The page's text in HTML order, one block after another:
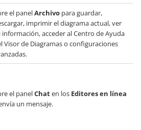
el panelArchivo para guardar,
imprimir el diagrama actual, ver
información, acceder al Centro de Ayuda
Visor de Diagramas o configuraciones
el panelChaten los Editores en línea
un mensaje.